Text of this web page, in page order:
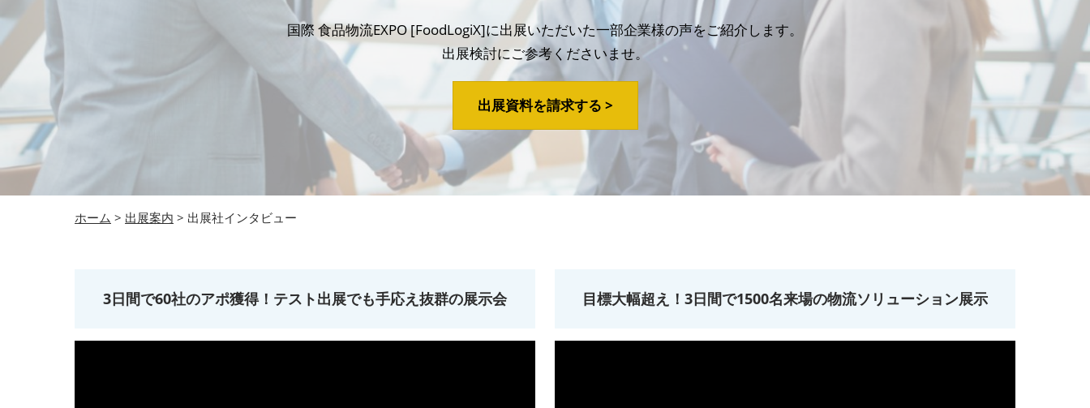
国際 食品物流EXPO [FoodLogiX]に出展いただいた一部企業様の声をご紹介します。
出展検討にご参考くださいませ。
出展資料を請求する >
ホーム > 出展案内 > 出展社インタビュー
3日間で60社のアポ獲得！テスト出展でも手応え抜群の展示会 目標大幅超え！3日間で1500名来場の物流ソリューション展示